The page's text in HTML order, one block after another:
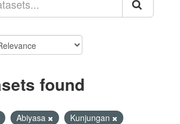
found
Abiyasa
Kunjungan